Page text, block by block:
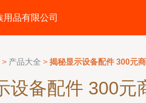
品有限公司
> 产品大全 > 揭秘显示设备配件 300元
设备配件 300元